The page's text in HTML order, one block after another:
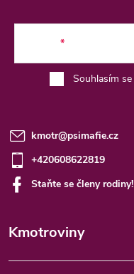
Souhlasím se
kmotr@psimafie.cz
+420608622819
Staňte se členy rodiny!
Kmotroviny